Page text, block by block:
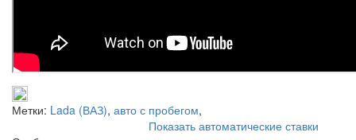
Метки: Lada (ВАЗ), авто с пробегом,
Показать автоматические ставки